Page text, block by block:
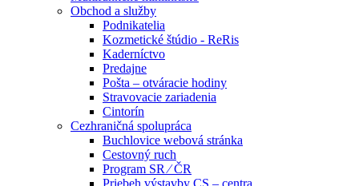
Obchod a služby
Podnikatelia
Kozmetické štúdio - ReRis
Kaderníctvo
Predajne
Pošta – otváracie hodiny
Stravovacie zariadenia
Cintorín
Cezhraničná spolupráca
Buchlovice webová stránka
Cestovný ruch
Program SR ⁄ ČR
Priebeh výstavby CS – centra